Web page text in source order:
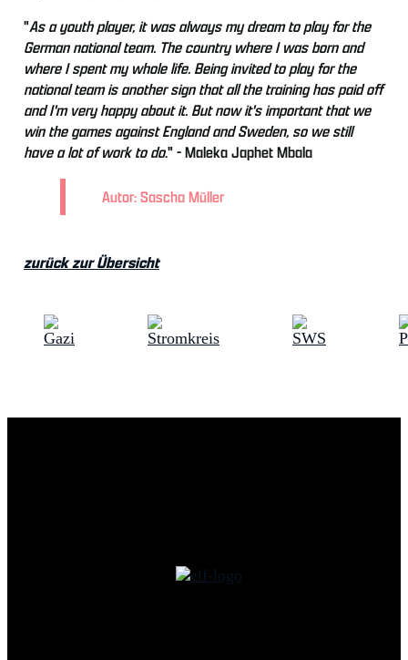
"As a youth player, it was always my dream to play for the
German national team. The country where I was born and
where I spent my whole life. Being invited to play for the
national team is another sign that all the training has paid off
and I'm very happy about it. But now it's important that we
win the games against England and Sweden, so we still
have a lot of work to do." - Maleka Japhet Mbala
Autor: Sascha Müller
zurück zur Übersicht